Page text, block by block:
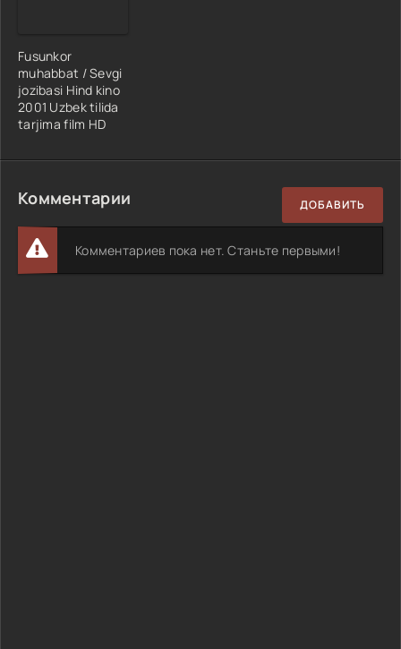
Fusunkor
muhabbat / Sevgi
jozibasi Hind kino
2001 Uzbek tilida
tarjima film HD
Комментарии ДОБАВИТЬ
Комментариев пока нет. Станьте первыми!